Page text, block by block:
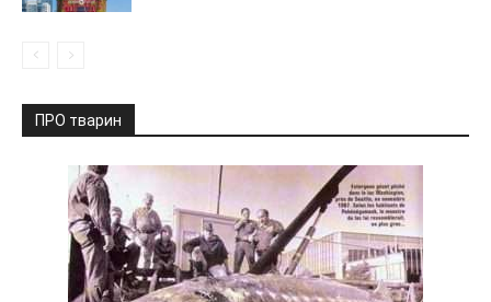
ПРО тварин